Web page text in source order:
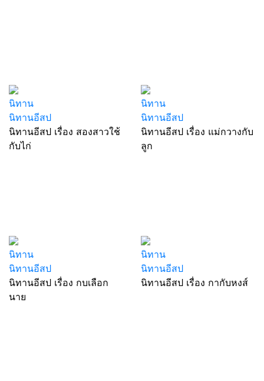
นิทาน
นิทานอีสป
นิทานอีสป เรื่อง สองสาวใช้
กับไก่
นิทาน
นิทานอีสป
นิทานอีสป เรื่อง แม่กวางกับ
ลูก
นิทาน
นิทานอีสป
นิทานอีสป เรื่อง กบเลือก
นาย
นิทาน
นิทานอีสป
นิทานอีสป เรื่อง กากับหงส์